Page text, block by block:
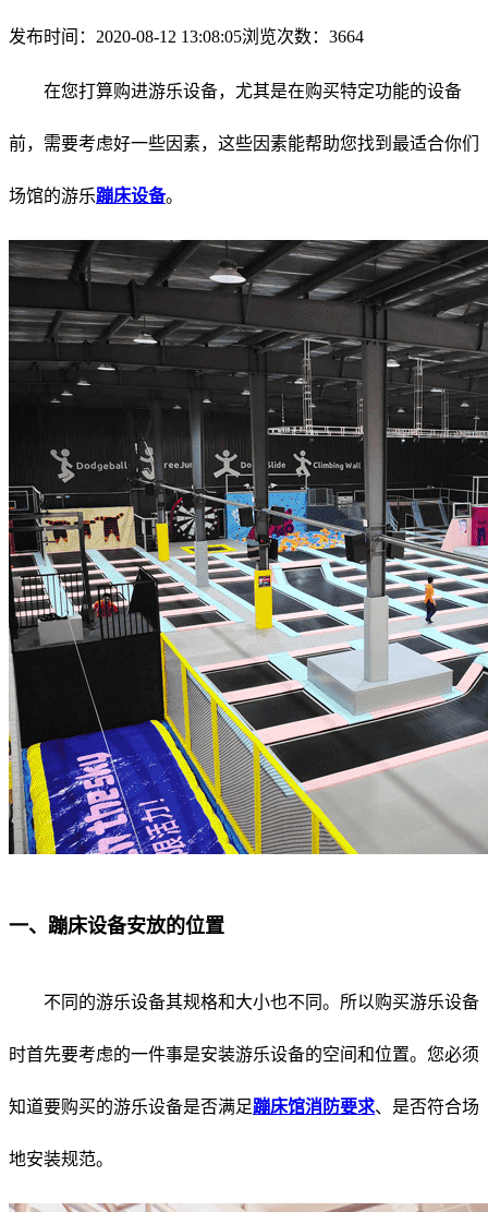
发布时间： 2020-08-12 13:08:05浏览次数：3664
在您打算购进游乐设备，尤其是在购买特定功能的设备
前，需要考虑好一些因素，这些因素能帮助您找到最适合你们
场馆的游乐蹦床设备。
一、蹦床设备安放的位置
不同的游乐设备其规格和大小也不同。所以购买游乐设备
时首先要考虑的一件事是安装游乐设备的空间和位置。您必须
知道要购买的游乐设备是否满足蹦床馆消防要求、是否符合场
地安装规范。